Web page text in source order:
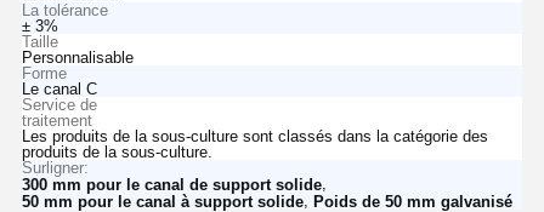
La tolérance
± 3%
Taille
Personnalisable
Forme
Le canal C
Service de
traitement
Les produits de la sous-culture sont classés dans la catégorie des
produits de la sous-culture.
Surligner:
300 mm pour le canal de support solide,
50 mm pour le canal à support solide, Poids de 50 mm galvanisé